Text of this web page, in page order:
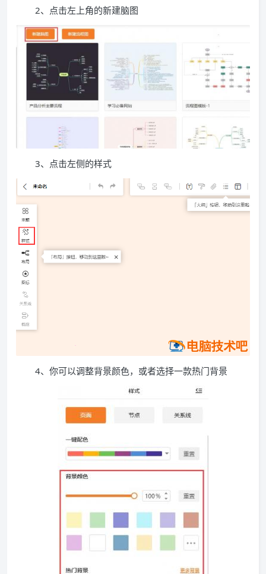
2、点击左上角的新建脑图
3、点击左侧的样式
4、你可以调整背景颜色，或者选择一款热门背景